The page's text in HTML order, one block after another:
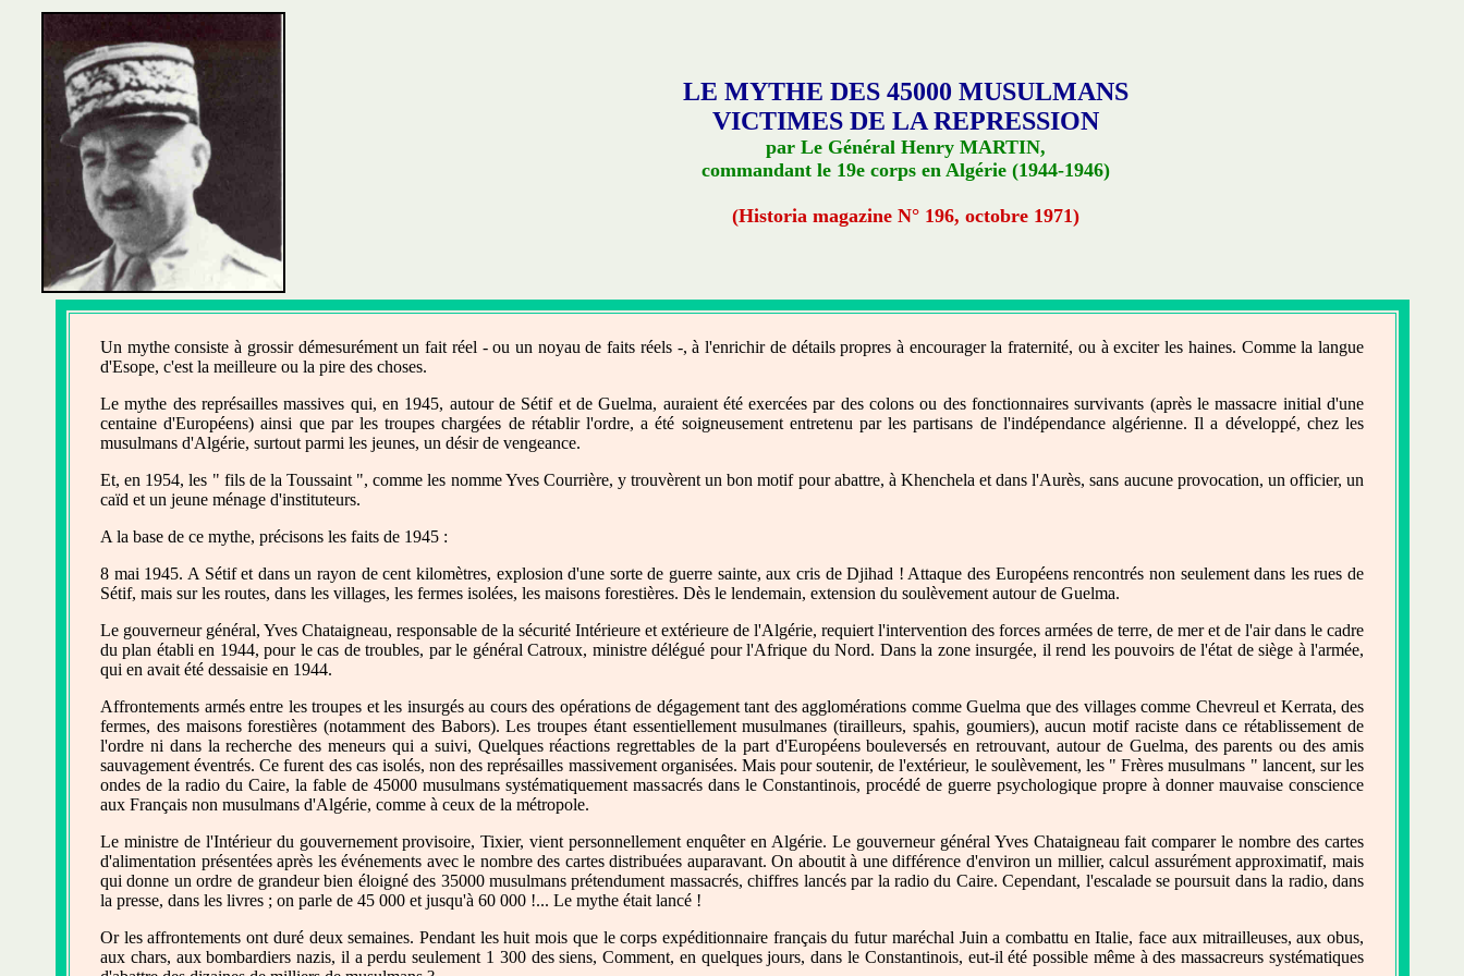
LE MYTHE DES 45000 MUSULMANS
VICTIMES DE LA REPRESSION
par Le Général Henry MARTIN,
commandant le 19e corps en Algérie (1944-1946)
(Historia magazine N° 196, octobre 1971)
Un mythe consiste à grossir démesurément un fait réel - ou un noyau de faits réels -, à l'enrichir de détails propres à encourager la fraternité, ou à exciter les haines. Comme la langue
d'Esope, c'est la meilleure ou la pire des choses.
Le mythe des représailles massives qui, en 1945, autour de Sétif et de Guelma, auraient été exercées par des colons ou des fonctionnaires survivants (après le massacre initial d'une
centaine d'Européens) ainsi que par les troupes chargées de rétablir l'ordre, a été soigneusement entretenu par les partisans de l'indépendance algérienne. Il a développé, chez les
musulmans d'Algérie, surtout parmi les jeunes, un désir de vengeance.
Et, en 1954, les " fils de la Toussaint ", comme les nomme Yves Courrière, y trouvèrent un bon motif pour abattre, à Khenchela et dans l'Aurès, sans aucune provocation, un officier, un
caïd et un jeune ménage d'instituteurs.
A la base de ce mythe, précisons les faits de 1945 :
8 mai 1945. A Sétif et dans un rayon de cent kilomètres, explosion d'une sorte de guerre sainte, aux cris de Djihad ! Attaque des Européens rencontrés non seulement dans les rues de
Sétif, mais sur les routes, dans les villages, les fermes isolées, les maisons forestières. Dès le lendemain, extension du soulèvement autour de Guelma.
Le gouverneur général, Yves Chataigneau, responsable de la sécurité Intérieure et extérieure de l'Algérie, requiert l'intervention des forces armées de terre, de mer et de l'air dans le cadre
du plan établi en 1944, pour le cas de troubles, par le général Catroux, ministre délégué pour l'Afrique du Nord. Dans la zone insurgée, il rend les pouvoirs de l'état de siège à l'armée,
qui en avait été dessaisie en 1944.
Affrontements armés entre les troupes et les insurgés au cours des opérations de dégagement tant des agglomérations comme Guelma que des villages comme Chevreul et Kerrata, des
fermes, des maisons forestières (notamment des Babors). Les troupes étant essentiellement musulmanes (tirailleurs, spahis, goumiers), aucun motif raciste dans ce rétablissement de
l'ordre ni dans la recherche des meneurs qui a suivi, Quelques réactions regrettables de la part d'Européens bouleversés en retrouvant, autour de Guelma, des parents ou des amis
sauvagement éventrés. Ce furent des cas isolés, non des représailles massivement organisées. Mais pour soutenir, de l'extérieur, le soulèvement, les " Frères musulmans " lancent, sur les
ondes de la radio du Caire, la fable de 45000 musulmans systématiquement massacrés dans le Constantinois, procédé de guerre psychologique propre à donner mauvaise conscience
aux Français non musulmans d'Algérie, comme à ceux de la métropole.
Le ministre de l'Intérieur du gouvernement provisoire, Tixier, vient personnellement enquêter en Algérie. Le gouverneur général Yves Chataigneau fait comparer le nombre des cartes
d'alimentation présentées après les événements avec le nombre des cartes distribuées auparavant. On aboutit à une différence d'environ un millier, calcul assurément approximatif, mais
qui donne un ordre de grandeur bien éloigné des 35000 musulmans prétendument massacrés, chiffres lancés par la radio du Caire. Cependant, l'escalade se poursuit dans la radio, dans
la presse, dans les livres ; on parle de 45 000 et jusqu'à 60 000 !... Le mythe était lancé !
Or les affrontements ont duré deux semaines. Pendant les huit mois que le corps expéditionnaire français du futur maréchal Juin a combattu en Italie, face aux mitrailleuses, aux obus,
aux chars, aux bombardiers nazis, il a perdu seulement 1 300 des siens, Comment, en quelques jours, dans le Constantinois, eut-il été possible même à des massacreurs systématiques